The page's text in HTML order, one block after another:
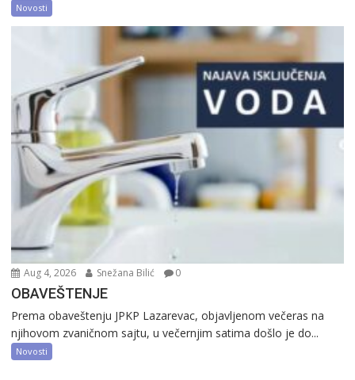
Novosti
Aug 4, 2026 Snežana Bilić 0
OBAVEŠTENJE
Prema obaveštenju JPKP Lazarevac, objavljenom večeras na
njihovom zvaničnom sajtu, u večernjim satima došlo je do...
Novosti